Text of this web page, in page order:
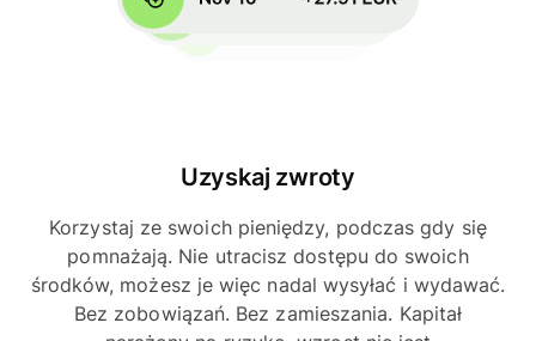
Uzyskaj zwroty
Korzystaj ze swoich pieniędzy, podczas gdy się
pomnażają. Nie utracisz dostępu do swoich
środków, możesz je więc nadal wysyłać i wydawać.
Bez zobowiązań. Bez zamieszania. Kapitał